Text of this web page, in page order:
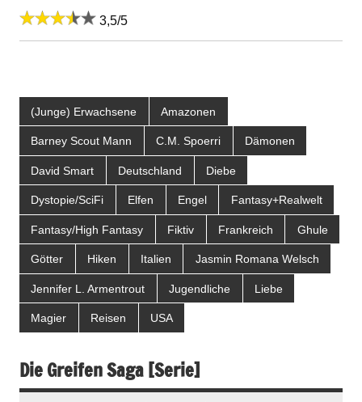
3,5/5
(Junge) Erwachsene Amazonen
Barney Scout Mann C.M. Spoerri Dämonen
David Smart Deutschland Diebe
Dystopie/SciFi Elfen Engel Fantasy+Realwelt
Fantasy/High Fantasy Fiktiv Frankreich Ghule
Götter Hiken Italien Jasmin Romana Welsch
Jennifer L. Armentrout Jugendliche Liebe
Magier Reisen USA
Die Greifen Saga [Serie]